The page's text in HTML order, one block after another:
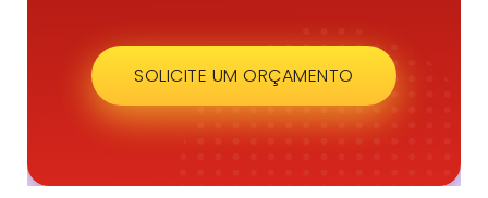
SOLICITE UM ORÇAMENTO